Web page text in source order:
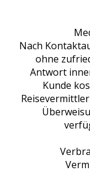
Nach
ohne
Antwort
Kunde